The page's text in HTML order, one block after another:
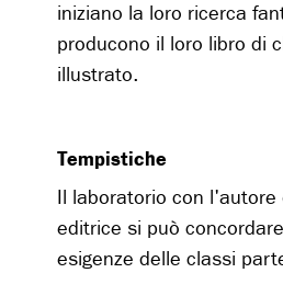
iniziano la loro ricerca
producono il loro libro di
illustrato.
Tempistiche
Il laboratorio con l'autore
editrice si può
esigenze delle classi